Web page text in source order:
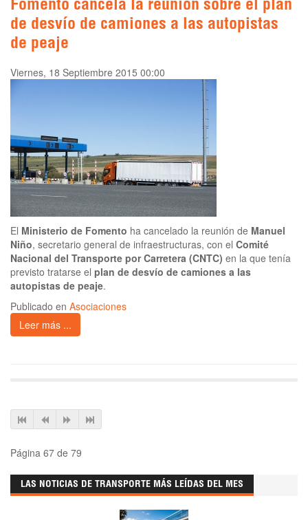
Fomento cancela la reunión sobre el plan
de desvío de camiones a las autopistas
de peaje
Viernes, 18 Septiembre 2015 00:00
El Ministerio de Fomento ha cancelado la reunión de Manuel
Niño, secretario general de infraestructuras, con el Comité
Nacional del Transporte por Carretera (CNTC) en la que tenía
previsto tratarse el plan de desvío de camiones a las
autopistas de peaje.
Publicado en Asociaciones
Leer más ...
Página 67 de 79
LAS NOTICIAS DE TRANSPORTE MÁS LEÍDAS DEL MES